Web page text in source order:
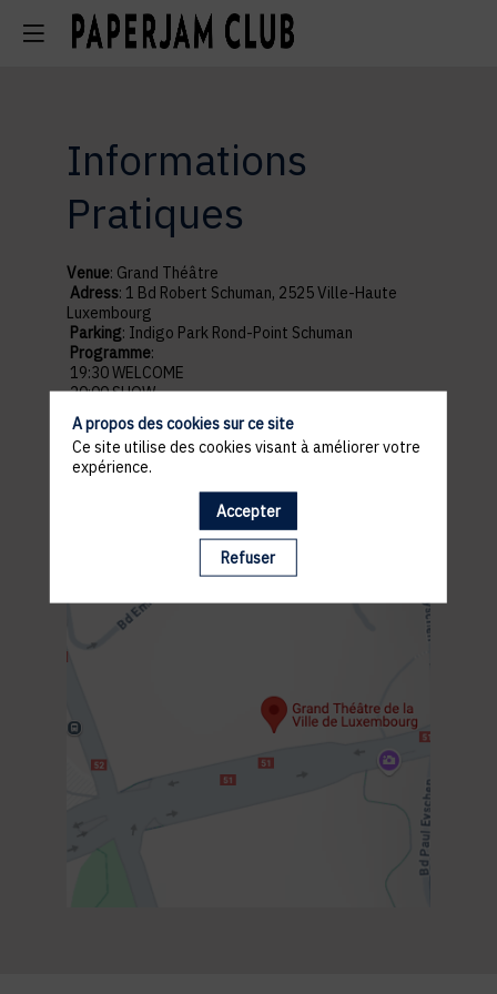
Informations
Pratiques
Venue: Grand Théâtre
Adress: 1 Bd Robert Schuman, 2525 Ville-Haute
Luxembourg
Parking: Indigo Park Rond-Point Schuman
Programme:
19:30 WELCOME
20:00 SHOW
22:00 END OF SHOW
A propos des cookies sur ce site
Ce site utilise des cookies visant à améliorer votre
expérience.
Accepter
Refuser